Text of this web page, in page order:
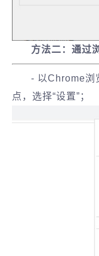
方法二：通过
- 以Chrome浏
点，选择“设置”；